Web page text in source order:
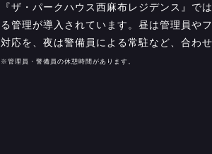
『ザ・パークハウス西麻布レジデンス』で
る管理が導入されています。昼は管理員や
対応を、夜は警備員による常駐など、合わ
※管理員・警備員の休憩時間があります。